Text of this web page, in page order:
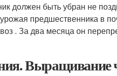
должен быть убран не
предшественника в
. За два месяца он
Выращивание